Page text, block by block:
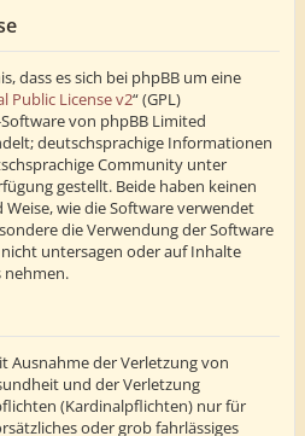
dass es sich bei phpBB um eine
Public License v2“ (GPL)
von phpBB Limited
deutschsprachige Informationen
Community unter
gestellt. Beide haben keinen
wie die Software verwendet
die Verwendung der Software
untersagen oder auf Inhalte
nehmen.
Ausnahme der Verletzung von
und der Verletzung
(Kardinalpflichten) nur für
oder grob fahrlässiges